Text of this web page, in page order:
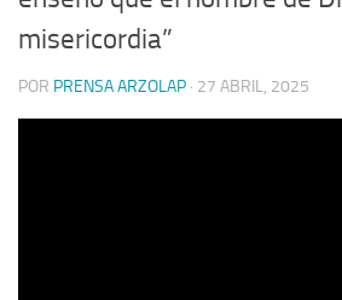
misericordia”
POR PRENSA ARZOLAP · 27 ABRIL, 2025